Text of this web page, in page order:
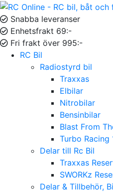
Snabba leveranser
Enhetsfrakt 69:-
Fri frakt över 995:-
RC Bil
Radiostyrd bil
Traxxas
Elbilar
Nitrobilar
Bensinbilar
Blast From
Turbo Racing
Delar till Rc Bil
Traxxas
SWORKz
Delar & Tillbehör,